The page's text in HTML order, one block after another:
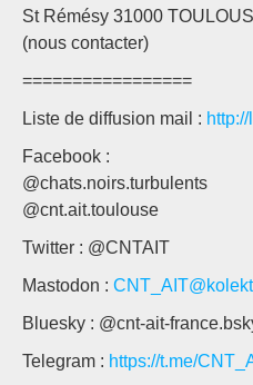
St Rémésy 31000
(nous contacter)
=================
Liste de diffusion mail :
Facebook :
@chats.noirs.turbulents
@cnt.ait.toulouse
Twitter : @CNTAIT
Mastodon :
Bluesky : @cnt-ait-
Telegram : https://t.me/